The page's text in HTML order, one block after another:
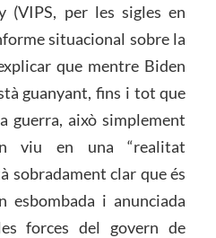
(VIPS, per les sigles en
situacional sobre la
que mentre Biden
guanyant, fins i tot que
guerra, això simplement
viu en una “realitat
sobradament clar que és
i anunciada
forces del govern de